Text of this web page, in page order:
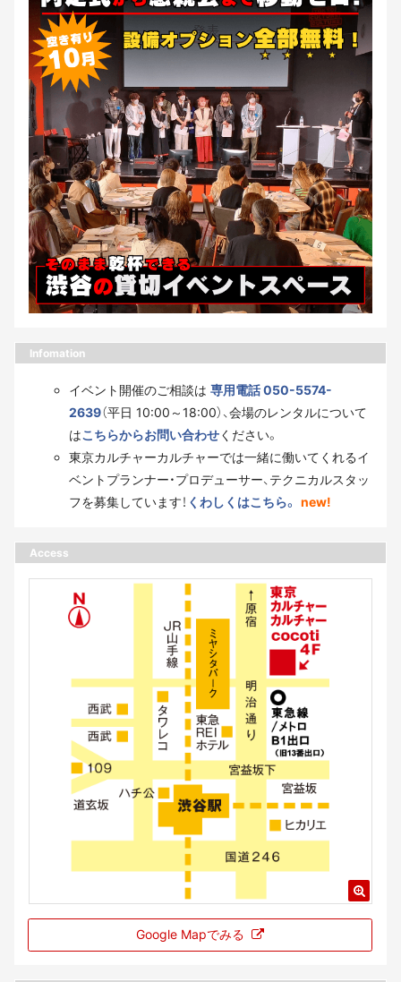
Infomation
イベント開催のご相談は 専用電話 050-5574-
2639（平日 10:00～18:00）、会場のレンタルについて
はこちらからお問い合わせください。
東京カルチャーカルチャーでは一緒に働いてくれるイ
ベントプランナー・プロデューサー、テクニカルスタッ
フを募集しています！ くわしくはこちら。 new!
Access
Google Mapでみる